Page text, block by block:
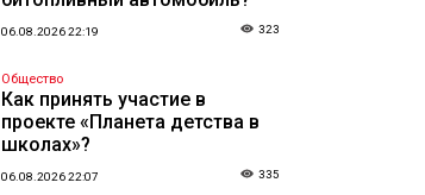
06.08.2026 22:19 323
Общество
Как принять участие в
проекте «Планета детства в
школах»?
06.08.2026 22:07 335